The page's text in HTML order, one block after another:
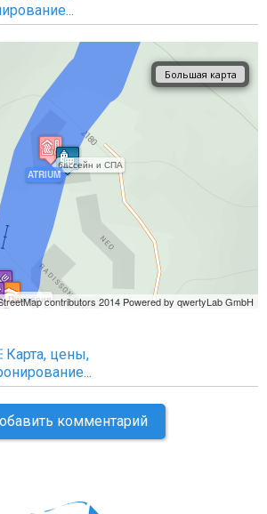
Карта, цены,
комментарий